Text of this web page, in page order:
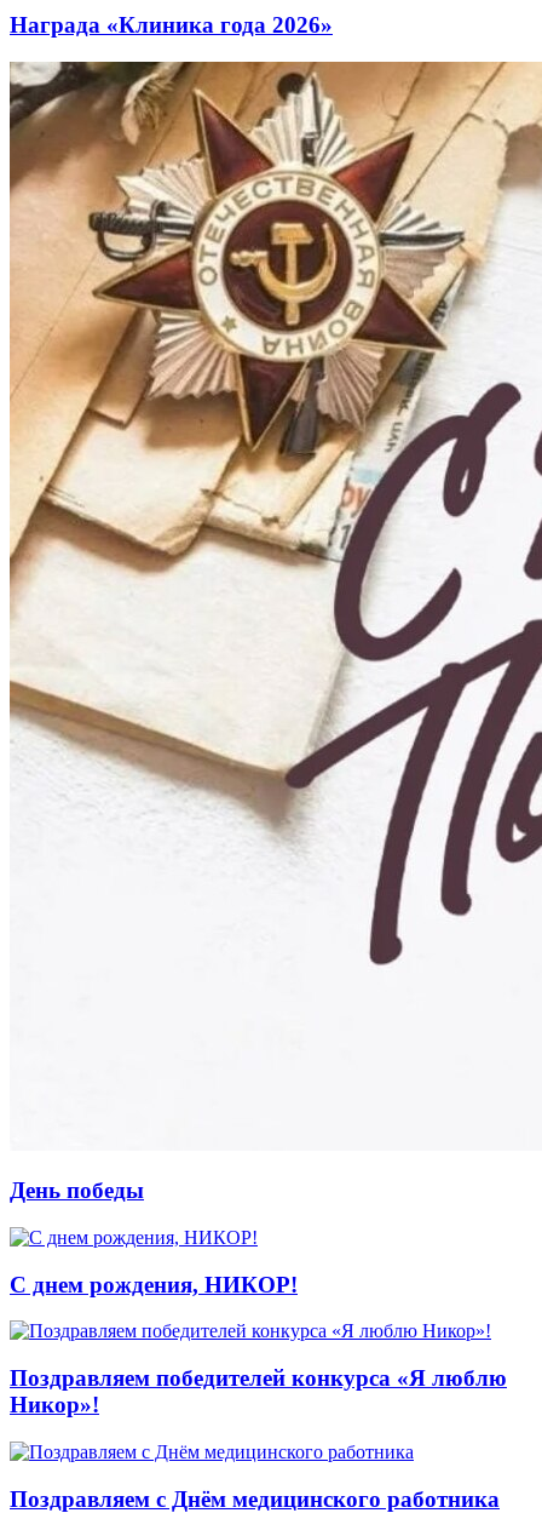
Награда «Клиника года 2026»
День победы
С днем рождения, НИКОР!
Поздравляем победителей конкурса «Я люблю
Никор»!
Поздравляем с Днём медицинского работника